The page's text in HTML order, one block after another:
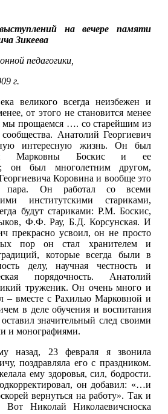
на вечере памяти
Зикеева
педагогики,
г.
великого всегда неизбежен и
от этого не становится менее
мы прощаемся …. со старейшим из
сообщества. Анатолий Георгиевич
интересную жизнь. Он был
Марковны Боскис и ее
он был многолетним другом,
Коровина и вообще это
пара. Он работал со всеми
институтскими стариками,
будут стариками: Р.М. Боскис,
Ф.Ф. Рау, Б.Д. Корсунская. И
прекрасно усвоил, он не просто
пор он стал хранителем и
которые всегда были в
делу, научная честность и
порядочность. Анатолий
труженик. Он очень много и
­­­– вместе с Рахилью Марковной и
в деле обучения и воспитания
значительный след своими
и монографиями.
назад, 23 февраля я звонила
поздравляла его с праздником.
ему здоровья, сил, бодрости.
он добавил: «…и
вернуться на работу». Так и
Николай Николаевичсноска